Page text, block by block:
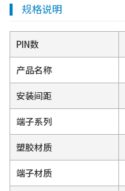
规格说明
PIN数
产品名称
安装间距
端子系列
塑胶材质
端子材质